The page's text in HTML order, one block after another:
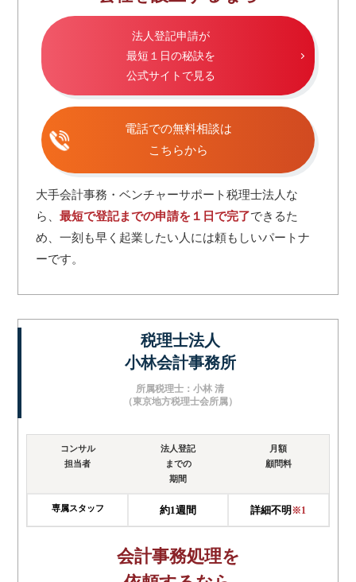
法人登記申請が
最短１日の秘訣を
公式サイトで見る
電話での無料相談は
こちらから
大手会計事務・ベンチャーサポート税理士法人な
ら、 最短で登記までの申請を１日で完了できるた
め、一刻も早く起業したい人には頼もしいパートナ
ーです。
税理士法人
小林会計事務所
所属税理士：小林 清
（東京地方税理士会所属）
コンサル
担当者
法人登記
までの
期間
月額
顧問料
専属スタッフ 約1週間 詳細不明 ※1
会計事務処理を